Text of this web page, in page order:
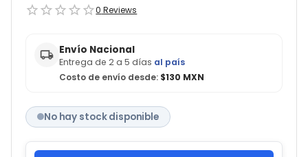
0 Reviews
Envío Nacional
Entrega de 2 a 5 días al país
Costo de envío desde: $130 MXN
No hay stock disponible